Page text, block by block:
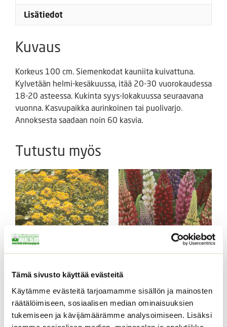
Tämä sivusto käyttää evästeitä
Käytämme evästeitä tarjoamamme sisällön ja mainosten
räätälöimiseen, sosiaalisen median ominaisuuksien
tukemiseen ja kävijämäärämme analysoimiseen. Lisäksi
Lisätiedot
Kuvaus
Korkeus 100 cm. Siemenkodat kauniita kuivattuna.
Kylvetään helmi-kesäkuussa, itää 20-30 vuorokaudessa
18-20 asteessa. Kukinta syys-lokakuussa seuraavana
vuonna. Kasvupaikka aurinkoinen tai puolivarjo.
Annoksesta saadaan noin 60 kasvia.
Tutustu myös
Amurinmaksaruoho
Spirit
4,40 22,50€
4,40 €
Sisältää
arvonlisäveron
Kirjolupiini Russell
6,50€ Sisältää arvonlisäveron